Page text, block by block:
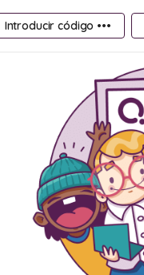
Introducir código •••